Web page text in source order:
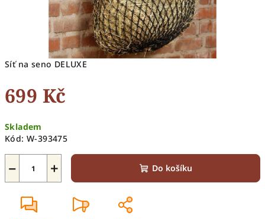
Síť na seno DELUXE
699 Kč
cena:
Skladem
Kód: W-393475
+
− Do košíku